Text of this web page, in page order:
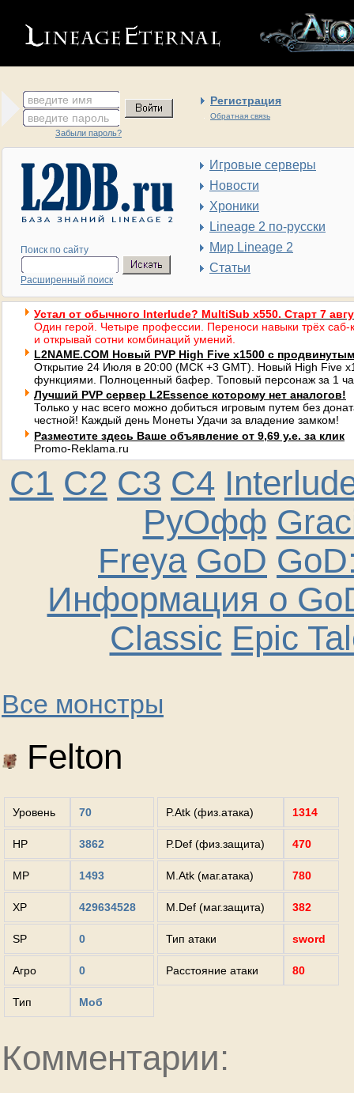
введите имя Регистрация
Обратная связь
введите пароль
Забыли пароль?
Поиск по сайту
Расширенный поиск
Игровые серверы
Новости
Хроники
Lineage 2 по-русски
Мир Lineage 2
Статьи
Устал от обычного Interlude? MultiSub x550. Старт 7
Один герой. Четыре профессии. Переноси навыки трёх саб-
и открывай сотни комбинаций умений.
L2NAME.COM Новый PVP High Five x1500 с
Открытие 24 Июля в 20:00 (МСК +3 GMT). Новый High Five
функциями. Полноценный бафер. Топовый персонаж за 1
Лучший PVP сервер L2Essence которому нет аналогов!
Только у нас всего можно добиться игровым путем без
честной! Каждый день Монеты Удачи за владение замком!
Разместите здесь Ваше объявление от 9,69 у.е. за клик
Promo-Reklama.ru
C1 C2 C3 C4
РуОфф
Freya GoD
Информация о
Classic Epic
Все монстры
Felton
Уровень 70
HP 3862
MP 1493
XP 429634528
SP 0
Агро 0
Тип Моб
P.Atk (физ.атака) 1314
P.Def (физ.защита) 470
M.Atk (маг.атака) 780
M.Def (маг.защита) 382
Тип атаки sword
Расстояние атаки 80
Комментарии: